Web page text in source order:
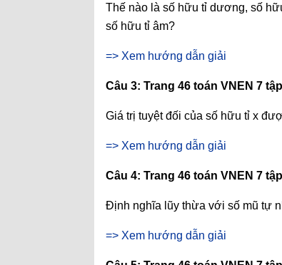
Thế nào là số hữu tỉ dương, số
số hữu tỉ âm?
=> Xem hướng dẫn giải
Câu 3: Trang 46 toán VNEN 7
Giá trị tuyệt đối của số hữu tỉ x
=> Xem hướng dẫn giải
Câu 4: Trang 46 toán VNEN 7
Định nghĩa lũy thừa với số mũ tự
=> Xem hướng dẫn giải